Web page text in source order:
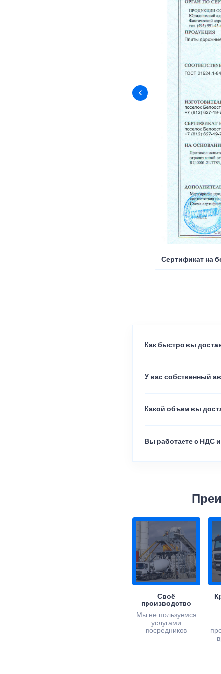
Сертификат на
Как быстро вы
У вас собственный
Какой объем вы
Вы работаете с НДС
Своё
производство
Мы не пользуемся
услугами
посредников